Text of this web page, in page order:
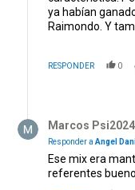
ya habían
Raimondo. Y
San Lorenzo.
con hambre o sin
RESPONDER 0
Marcos Psi2024
Responder a Angel
Ese mix era
referentes